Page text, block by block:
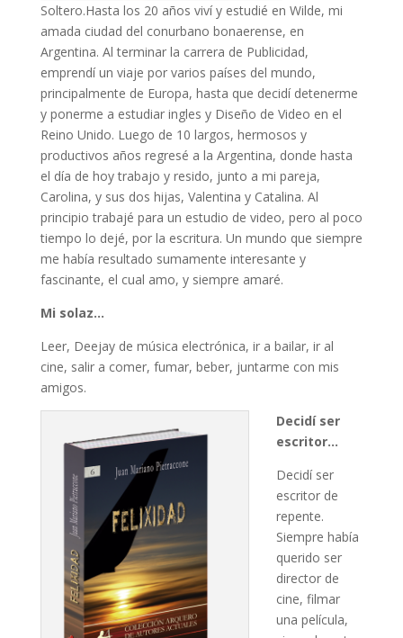
Soltero.Hasta los 20 años viví y estudié en Wilde, mi
amada ciudad del conurbano bonaerense, en
Argentina. Al terminar la carrera de Publicidad,
emprendí un viaje por varios países del mundo,
principalmente de Europa, hasta que decidí detenerme
y ponerme a estudiar ingles y Diseño de Video en el
Reino Unido. Luego de 10 largos, hermosos y
productivos años regresé a la Argentina, donde hasta
el día de hoy trabajo y resido, junto a mi pareja,
Carolina, y sus dos hijas, Valentina y Catalina. Al
principio trabajé para un estudio de video, pero al poco
tiempo lo dejé, por la escritura. Un mundo que siempre
me había resultado sumamente interesante y
fascinante, el cual amo, y siempre amaré.
Mi solaz…
Leer, Deejay de música electrónica, ir a bailar, ir al
cine, salir a comer, fumar, beber, juntarme con mis
amigos.
Decidí ser
escritor…
Decidí ser
escritor de
repente.
Siempre había
querido ser
director de
cine, filmar
una película,